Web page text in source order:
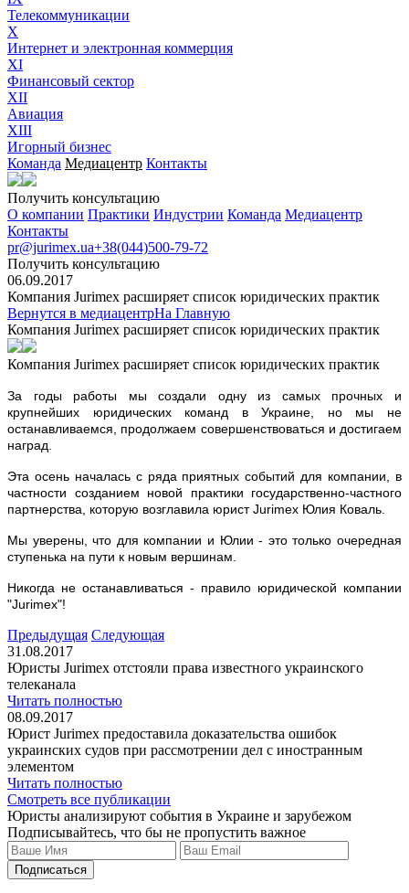
Телекоммуникации
X
Интернет и электронная коммерция
XI
Финансовый сектор
XII
Авиация
XIII
Игорный бизнес
Команда Медиацентр Контакты
Получить консультацию
О компании Практики Индустрии Команда Медиацентр
Контакты
pr@jurimex.ua+38(044)500-79-72
Получить консультацию
06.09.2017
Компания Jurimex расширяет список юридических практик
Вернутся в медиацентрНа Главную
Компания Jurimex расширяет список юридических практик
Компания Jurimex расширяет список юридических практик
За годы работы мы создали одну из самых прочных и
крупнейших юридических команд в Украине, но мы не
останавливаемся, продолжаем совершенствоваться и достигаем
наград.
Эта осень началась с ряда приятных событий для компании, в
частности созданием новой практики государственно-частного
партнерства, которую возглавила юрист Jurimex Юлия Коваль.
Мы уверены, что для компании и Юлии - это только очередная
ступенька на пути к новым вершинам.
Никогда не останавливаться - правило юридической компании
"Jurimex"!
Предыдущая Следующая
31.08.2017
Юристы Jurimex отстояли права известного украинского
телеканала
Читать полностью
08.09.2017
Юрист Jurimex предоставила доказательства ошибок
украинских судов при рассмотрении дел с иностранным
элементом
Читать полностью
Смотреть все публикации
Юристы анализируют события в Украине и зарубежом
Подписывайтесь, что бы не пропустить важное
Подписаться